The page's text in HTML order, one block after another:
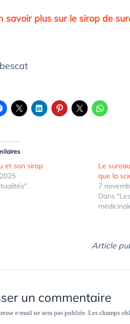
savoir plus sur le sirop de
et son sirop
Le
que la
7
Dans
Article
un commentaire
e-mail ne sera pas publiée. Les champs